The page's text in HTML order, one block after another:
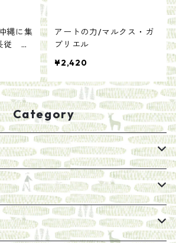
縄に集
従 志
アートの力/マルクス・ガ
ブリエル
¥2,420
Category